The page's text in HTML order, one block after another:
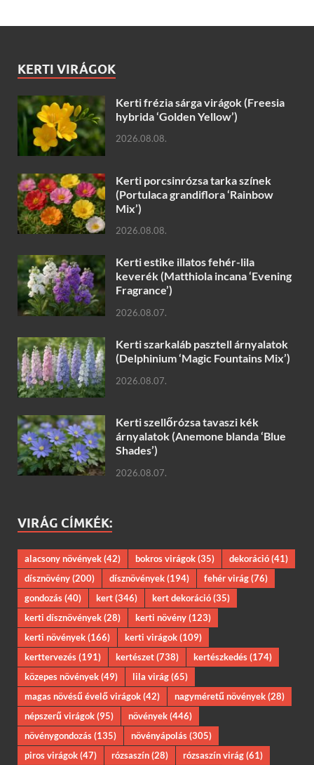
KERTI VIRÁGOK
Kerti frézia sárga virágok (Freesia
hybrida ‘Golden Yellow’)
2026.08.08.
Kerti porcsinrózsa tarka színek
(Portulaca grandiflora ‘Rainbow
Mix’)
2026.08.08.
Kerti estike illatos fehér-lila
keverék (Matthiola incana ‘Evening
Fragrance’)
2026.08.07.
Kerti szarkaláb pasztell árnyalatok
(Delphinium ‘Magic Fountains Mix’)
2026.08.07.
Kerti szellőrózsa tavaszi kék
árnyalatok (Anemone blanda ‘Blue
Shades’)
2026.08.07.
VIRÁG CÍMKÉK:
alacsony növények(42) bokros virágok(35) dekoráció(41)
dísznövény(200) dísznövények(194) fehér virág(76)
gondozás(40) kert(346) kert dekoráció(35)
kerti dísznövények(28) kerti növény(123)
kerti növények(166) kerti virágok(109)
kerttervezés(191) kertészet(738) kertészkedés(174)
közepes növények(49) lila virág(65)
magas növésű évelő virágok(42) nagyméretű növények(28)
népszerű virágok(95) növények(446)
növénygondozás(135) növényápolás(305)
piros virágok(47) rózsaszín(28) rózsaszín virág(61)